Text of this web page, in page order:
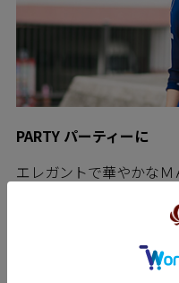
PARTY パーティーに
エレガントで華やかな
は、ポイントで効果的
た パーティーシーンに
豊富にあります。 ワン